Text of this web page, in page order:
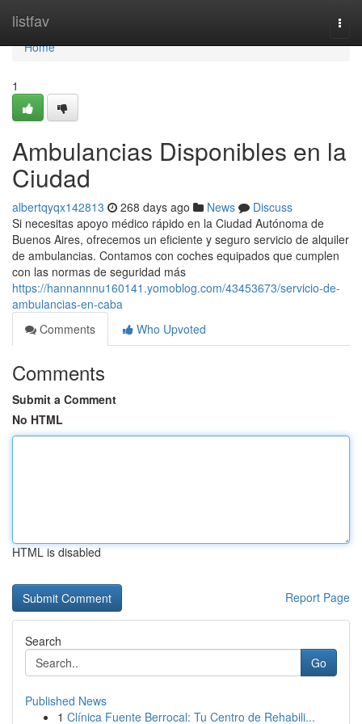
listfav
Home
Home
1
Ambulancias Disponibles en la
Ciudad
albertqyqx142813 268 days ago News
Discuss
Si necesitas apoyo médico rápido en la Ciudad Autónoma de
Buenos Aires, ofrecemos un eficiente y seguro servicio de alquiler
de ambulancias. Contamos con coches equipados que cumplen
con las normas de seguridad más
https://hannannnu160141.yomoblog.com/43453673/servicio-de-
ambulancias-en-caba
Comments
Who Upvoted
Comments
Submit a Comment
No HTML
HTML is disabled
Report Page
Search
Go
Published News
1 Clínica Fuente Berrocal: Tu Centro de Rehabili...